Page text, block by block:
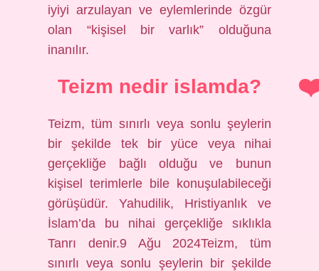
iyiyi arzulayan ve eylemlerinde özgür
olan “kişisel bir varlık” olduğuna
inanılır.
Teizm nedir islamda?
Teizm, tüm sınırlı veya sonlu şeylerin
bir şekilde tek bir yüce veya nihai
gerçekliğe bağlı olduğu ve bunun
kişisel terimlerle bile konuşulabileceği
görüşüdür. Yahudilik, Hristiyanlık ve
İslam’da bu nihai gerçekliğe sıklıkla
Tanrı denir.9 Ağu 2024Teizm, tüm
sınırlı veya sonlu şeylerin bir şekilde